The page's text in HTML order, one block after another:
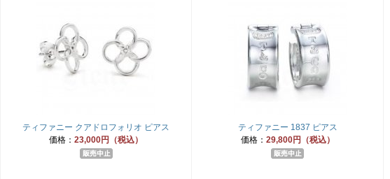
ティファニー クアドロフォリオ ピアス
価格： 23,000円（税込）
ティファニー 1837 ピアス
価格： 29,800円（税込）